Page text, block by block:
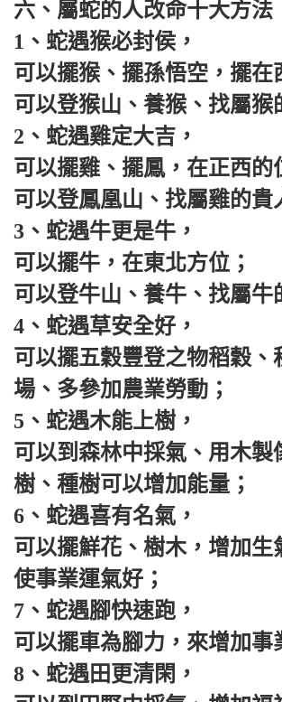
六、屬蛇的人改命十大方法
1、蛇遇猴必封侯，
可以擺猴、擺孫悟空，擺在
可以登猴山、養猴、找屬猴
2、蛇遇雞定大吉，
可以擺雞、擺鳳，在正西的
可以登鳳凰山、找屬雞的貴
3、蛇遇牛更是牛，
可以擺牛，在東北方位；
可以登牛山、養牛、找屬牛
4、蛇遇草安全好，
可以擺五穀豐登之物稻穀、
場、多參加農業勞動；
5、蛇遇木能上樹，
可以到森林中採氣、用木製
樹、種樹可以增加能量；
6、蛇遇喜有名氣，
可以擺鮮花、樹木，增加生
使事業運氣好；
7、蛇遇腳快速跑，
可以擺車為腳力，來增加事
8、蛇遇田更清閑，